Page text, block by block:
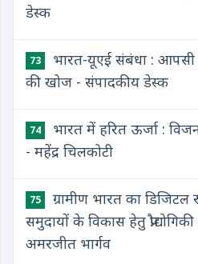
डेस्क
73
भारत-यूएई संबंधा : आपसी
की खोज - संपादकीय डेस्क
74
भारत में हरित ऊर्जा :
- महेंद्र चिलकोटी
75
ग्रामीण भारत का डिजिटल
समुदायों के विकास हेतु
अमरजीत भार्गव